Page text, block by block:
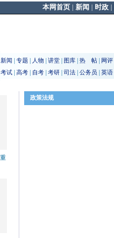
本网首页| 新闻 时政|
新闻 专题 人物 讲堂| 图库| 热 帖| 网评|
考试| 高考| 自考| 考研| 司法| 公务员 英语|
政策法规